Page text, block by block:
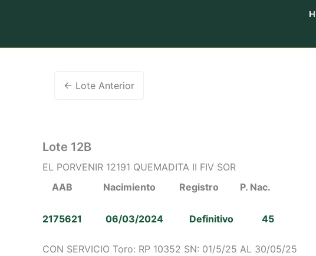
← Lote Anterior
Lote 12B
EL PORVENIR 12191 QUEMADITA II FIV SOR
AAB Nacimiento Registro P. Nac.
2175621 06/03/2024 Definitivo 45
CON SERVICIO Toro: RP 10352 SN: 01/5/25 AL 30/05/25